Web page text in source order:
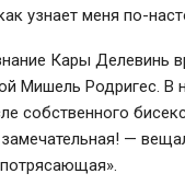
узнает меня по-
Кары Делевинь
Мишель Родригес.
собственного
—